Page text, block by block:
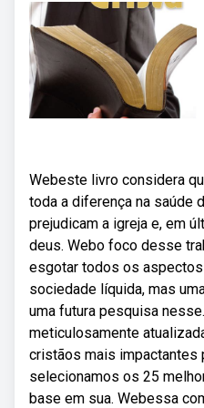
Webeste livro considera
toda a diferença na saúde
prejudicam a igreja e, em
deus. Webo foco desse
esgotar todos os aspectos
sociedade líquida, mas
uma futura pesquisa
meticulosamente
cristãos mais impactantes
selecionamos os 25
base em sua. Webessa